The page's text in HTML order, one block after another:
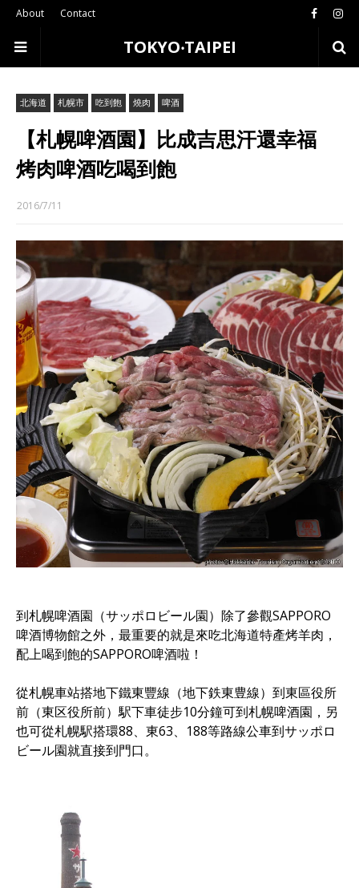
About Contact
TOKYO‧TAIPEI
北海道 札幌市 吃到飽 燒肉 啤酒
【札幌啤酒園】比成吉思汗還幸福
烤肉啤酒吃喝到飽
2016/7/11
到札幌啤酒園（サッポロビール園）除了參觀SAPPORO
啤酒博物館之外，最重要的就是來吃北海道特產烤羊肉，
配上喝到飽的SAPPORO啤酒啦！
從札幌車站搭地下鐵東豐線（地下鉄東豊線）到東區役所
前（東区役所前）駅下車徒步10分鐘可到札幌啤酒園，另
也可從札幌駅搭環88、東63、188等路線公車到サッポロ
ビール園就直接到門口。